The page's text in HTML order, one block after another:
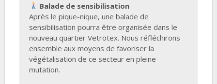
Balade de sensibilisation
Après le pique-nique, une balade de
sensibilisation pourra être organisée dans le
nouveau quartier Vetrotex. Nous réfléchirons
ensemble aux moyens de favoriser la
végétalisation de ce secteur en pleine
mutation.